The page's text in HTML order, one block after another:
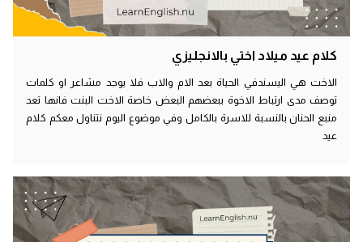
كلام عيد ميلاد اختي بالانجليزي
الاخت هي اليسندفي الحياة بعد الام والاب فلا يوجد مشاعر او كلمات
توصف مدى ارتباط الاخوة ببعضهم البعض خاصة الاخت البنت فانها تعد
منبع الحنان بالنسبة للاسرة بالكامل وفي موضوع اليوم نتناول معكم كلام
عيد